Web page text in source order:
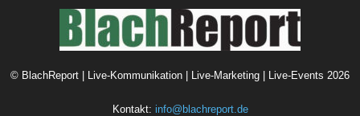
© BlachReport | Live-Kommunikation | Live-Marketing | Live-Events 2026
Kontakt: info@blachreport.de